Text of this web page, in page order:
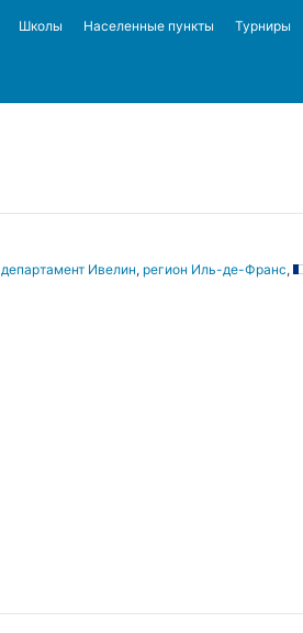
Школы Населенные пункты Турниры
департамент Ивелин, регион Иль-де-Франс,